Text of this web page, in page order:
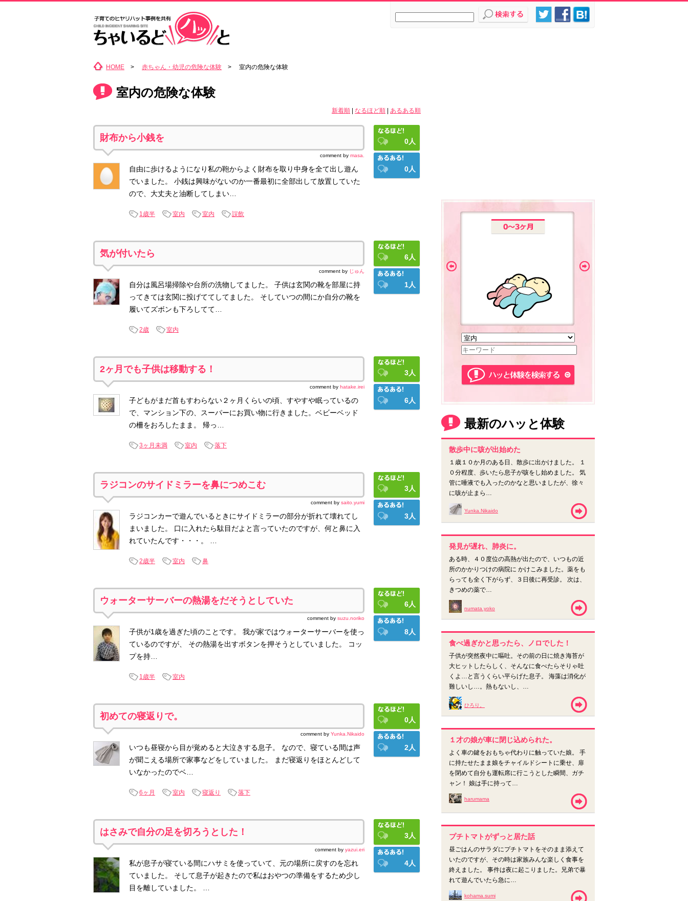
HOME > 赤ちゃん・幼児の危険な体験 > 室内の危険な体験
室内の危険な体験
新着順 なるほど順 あるある順
財布から小銭を
comment by masa.
自由に歩けるようになり私の鞄からよく財布を取り中身を全て出し遊ん
でいました。 小銭は興味がないのか一番最初に全部出して放置していた
ので、大丈夫と油断してしまい…
1歳半 室内 室内 誤飲
0人
0人
気が付いたら
comment by じゅん
自分は風呂場掃除や台所の洗物してました。 子供は玄関の靴を部屋に持
ってきては玄関に投げててしてました。 そしていつの間にか自分の靴を
履いてズボンも下ろしてて…
2歳 室内
6人
1人
2ヶ月でも子供は移動する！
comment by hatake.irei
子どもがまだ首もすわらない２ヶ月くらいの頃、すやすや眠っているの
で、マンション下の、スーパーにお買い物に行きました。ベビーベッド
の柵をおろしたまま。 帰っ…
3ヶ月未満 室内 落下
3人
6人
ラジコンのサイドミラーを鼻につめこむ
comment by saito.yumi
ラジコンカーで遊んでいるときにサイドミラーの部分が折れて壊れてし
まいました。 口に入れたら駄目だよと言っていたのですが、何と鼻に入
れていたんです・・・。 …
2歳半 室内 鼻
3人
3人
ウォーターサーバーの熱湯をだそうとしていた
comment by suzu.noriko
子供が1歳を過ぎた頃のことです。 我が家ではウォーターサーバーを使っ
ているのですが、 その熱湯を出すボタンを押そうとしていました。 コッ
プを持…
1歳半 室内
6人
8人
初めての寝返りで。
comment by Yunka.Nikaido
いつも昼寝から目が覚めると大泣きする息子。 なので、寝ている間は声
が聞こえる場所で家事などをしていました。 まだ寝返りをほとんどして
いなかったのでベ…
6ヶ月 室内 寝返り 落下
0人
2人
はさみで自分の足を切ろうとした！
comment by yazui.eri
私が息子が寝ている間にハサミを使っていて、元の場所に戻すのを忘れ
ていました。 そして息子が起きたので私はおやつの準備をするため少し
目を離していました。 …
3人
4人
最新のハッと体験
散歩中に咳が出始めた
１歳１０か月のある日、散歩に出かけました。 １
０分程度、歩いたら息子が咳をし始めました。 気
管に唾液でも入ったのかなと思いましたが、徐々
に咳が止まら…
Yunka.Nikaido
発見が遅れ、肺炎に。
ある時、４０度位の高熱が出たので、いつもの近
所のかかりつけの病院に かけこみました。薬をも
らっても全く下がらず、３日後に再受診。 次は、
きつめの薬で…
numata.yoko
食べ過ぎかと思ったら、ノロでした！
子供が突然夜中に嘔吐。その前の日に焼き海苔が
大ヒットしたらしく、そんなに食べたらそりゃ吐
くよ…と言うくらい平らげた息子。 海藻は消化が
難しいし…。熱もないし、…
ひろり。
１才の娘が車に閉じ込められた。
よく車の鍵をおもちゃ代わりに触っていた娘。 手
に持たせたまま娘をチャイルドシートに乗せ、扉
を閉めて自分も運転席に行こうとした瞬間、ガチ
ャン！ 娘は手に持って…
harumama
プチトマトがずっと居た話
昼ごはんのサラダにプチトマトをそのまま添えて
いたのですが、その時は家族みんな楽しく食事を
終えました。 事件は夜に起こりました。兄弟で暴
れて遊んでいたら急に…
kohama.sumi